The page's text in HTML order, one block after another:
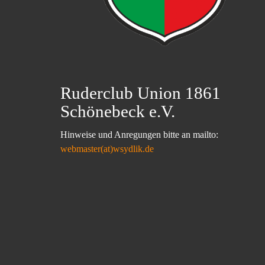
Ruderclub Union 1861
Schönebeck e.V.
Hinweise und Anregungen bitte an mailto:
webmaster(at)wsydlik.de